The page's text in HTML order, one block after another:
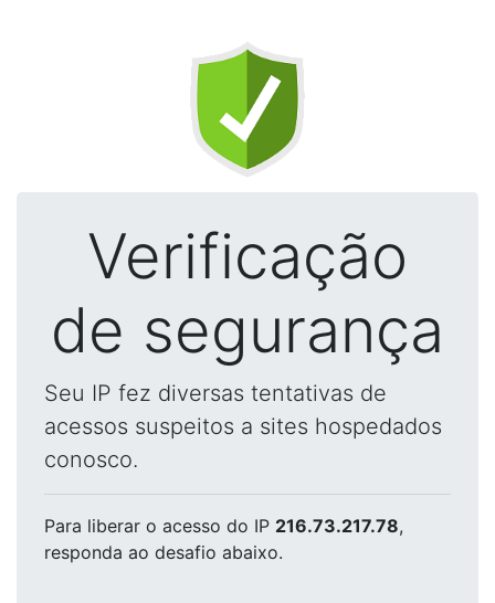
Verificação
de segurança
Seu IP fez diversas tentativas de
acessos suspeitos a sites hospedados
conosco.
Para liberar o acesso do IP 216.73.217.78,
responda ao desafio abaixo.